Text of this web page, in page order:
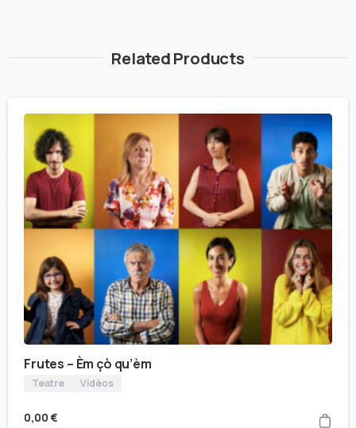
Related Products
Frutes – Èm çò qu’èm
Teatre Vidèos
0,00 €